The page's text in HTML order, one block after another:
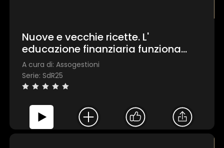
Nuove e vecchie ricette. L'
educazione finanziaria funziona
davvero?
A cura di: Assogestioni
Serie: SdR25